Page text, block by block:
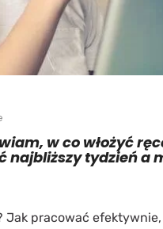
w co włożyć
najbliższy tydzień a
pracować